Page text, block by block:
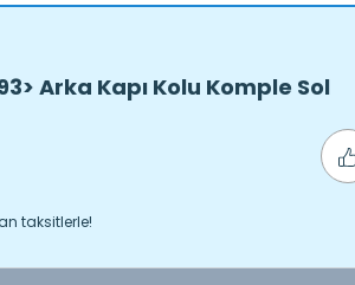
Arka Kapı Kolu Komple Sol
taksitlerle!